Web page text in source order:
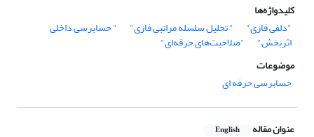
کلیدواژه‌ها
"دلفی فازی"
" تحلیل سلسله مراتبی فازی" " حسابرسی داخلی
اثربخش"
"صلاحیت‌های حرفه‌ای"
موضوعات
حسابرسی حرفه ای
عنوان مقاله English